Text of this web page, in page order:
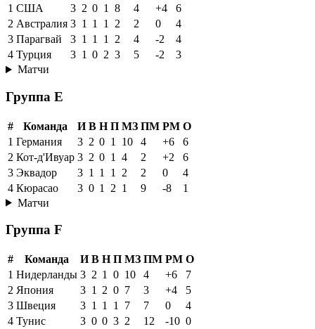
1 США 3 2 0 1 8 4 +4
6
2 Австралия 3 1 1 1 2 2 0
4
3 Парагвай 3 1 1 1 2 4 -2
4
4 Турция 3 1 0 2 3 5 -2
3
Матчи
Группа E
# Команда И В Н П МЗ ПМ РМ О
1 Германия 3 2 0 1 10 4 +6
6
2 Кот-д'Ивуар 3 2 0 1 4 2 +2
6
3 Эквадор 3 1 1 1 2 2 0
4
4 Кюрасао 3 0 1 2 1 9 -8
1
Матчи
Группа F
# Команда И В Н П МЗ ПМ РМ О
1 Нидерланды 3 2 1 0 10 4 +6
7
2 Япония 3 1 2 0 7 3 +4
5
3 Швеция 3 1 1 1 7 7 0
4
4 Тунис 3 0 0 3 2 12 -10 0